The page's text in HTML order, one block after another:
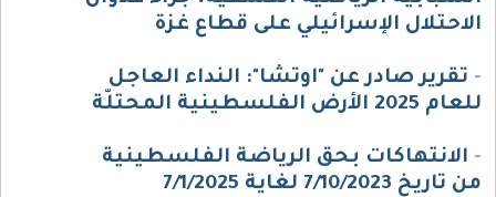
الاحتلال الإسرائيلي على قطاع غزة
- تقرير صادر عن "اوتشا": النداء العاجل
للعام 2025 الأرض الفلسطينية المحتلّة
- الانتهاكات بحق الرياضة الفلسطينية
من تاريخ 7/10/2023 لغاية 7/1/2025